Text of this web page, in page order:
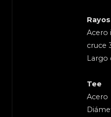
Rayos
Acero
cruce
Largo
Tee
Acero